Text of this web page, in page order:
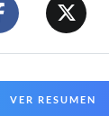
VER RESUMEN